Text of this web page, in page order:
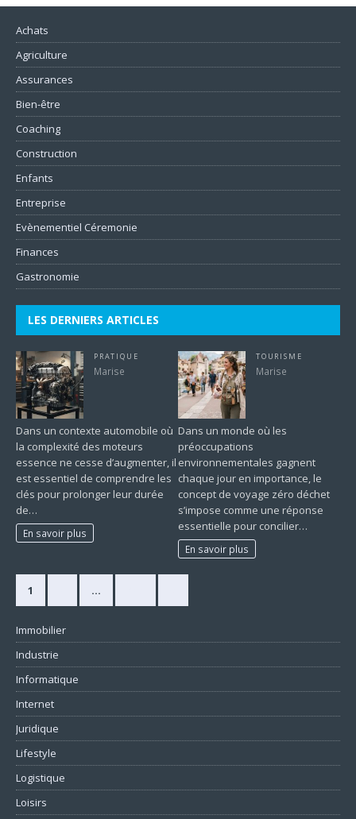
Achats
Agriculture
Assurances
Bien-être
Coaching
Construction
Enfants
Entreprise
Evènementiel Céremonie
Finances
Gastronomie
LES DERNIERS ARTICLES
PRATIQUE
Marise
Dans un contexte automobile où
la complexité des moteurs
essence ne cesse d’augmenter, il
est essentiel de comprendre les
clés pour prolonger leur durée
de…
En savoir plus
TOURISME
Marise
Dans un monde où les
préoccupations
environnementales gagnent
chaque jour en importance, le
concept de voyage zéro déchet
s’impose comme une réponse
essentielle pour concilier…
En savoir plus
1 …
Immobilier
Industrie
Informatique
Internet
Juridique
Lifestyle
Logistique
Loisirs